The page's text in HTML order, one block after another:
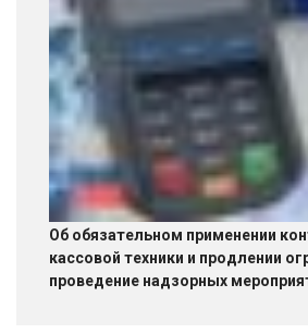
Об обязательном применении
кассовой техники и продлении
проведение надзорных